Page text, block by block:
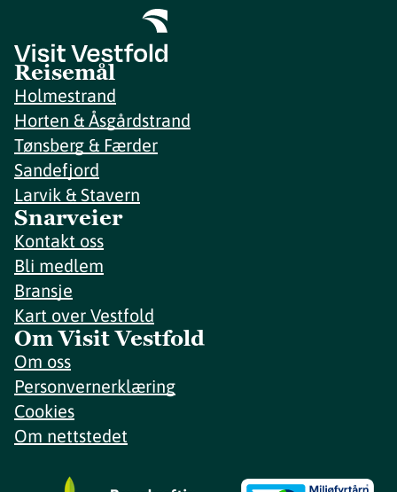
Reisemål
Holmestrand
Horten & Åsgårdstrand
Tønsberg & Færder
Sandefjord
Larvik & Stavern
Snarveier
Kontakt oss
Bli medlem
Bransje
Kart over Vestfold
Om Visit Vestfold
Om oss
Personvernerklæring
Cookies
Om nettstedet